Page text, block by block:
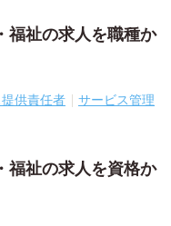
福祉の求人を職種か
供責任者
サービス管理
福祉の求人を資格か